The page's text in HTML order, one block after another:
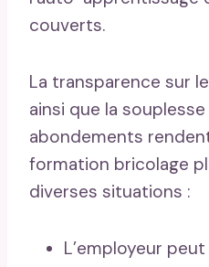
couverts.
La transparence sur
ainsi que la
abondements
formation bricolage
diverses situations :
L’employeur